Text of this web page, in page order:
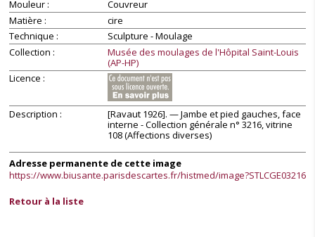
Mouleur
Couvreur
Matière
cire
Technique
Sculpture - Moulage
Collection
Musée des moulages de l'Hôpital Saint-Louis
(AP-HP)
Licence
Description
[Ravaut 1926]. — Jambe et pied gauches, face
interne - Collection générale n° 3216, vitrine
108 (Affections diverses)
Adresse permanente de cette image
https://www.biusante.parisdescartes.fr/histmed/image?STLCGE03216
Retour à la liste